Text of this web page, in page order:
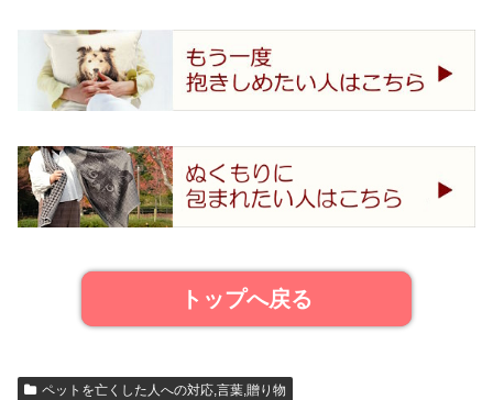
トップへ戻る
ペットを亡くした人への対応,言葉,贈り物